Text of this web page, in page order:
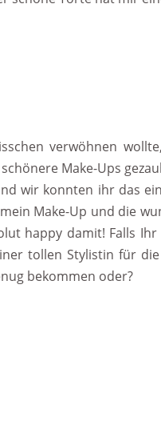
verwöhnen
Make-Ups
wir konnten ihr das
Make-Up und die
happy damit! Falls
tollen Stylistin für
bekommen oder?